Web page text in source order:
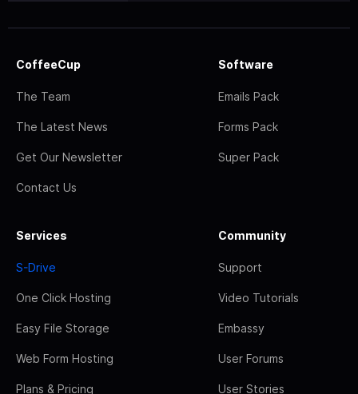
CoffeeCup
The Team
The Latest News
Get Our Newsletter
Contact Us
Software
Emails Pack
Forms Pack
Super Pack
Services
S-Drive
One Click Hosting
Easy File Storage
Web Form Hosting
Plans & Pricing
Community
Support
Video Tutorials
Embassy
User Forums
User Stories